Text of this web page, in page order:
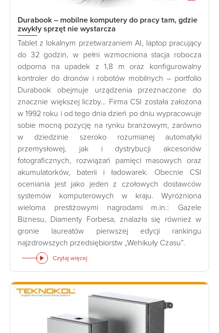
Durabook – mobilne komputery do pracy tam, gdzie
zwykły sprzęt nie wystarcza
Tablet z lokalnym przetwarzaniem AI, laptop pracujący
do 32 godzin, w pełni wzmocniona stacja robocza
odporna na upadek z 1,8 m oraz konfigurowalny
kontroler do dronów i robotów mobilnych – portfolio
Durabook obejmuje urządzenia przeznaczone do
znacznie większej liczby… Firma CSI została założona
w 1992 roku i od tego dnia dzień po dniu wypracowuje
sobie mocną pozycję na rynku branżowym, zarówno
w dziedzinie szeroko rozumianej automatyki
przemysłowej, jak i dystrybucji akcesoriów
fotograficznych, rozwiązań pamięci masowych oraz
akumulatorków, baterii i ładowarek. Obecnie CSI
oceniania jest jako jeden z czołowych dostawców
systemów komputerowych w kraju. Wyróżniona
wieloma prestiżowymi nagrodami m.in.: Gazele
Biznesu, Diamenty Forbesa, znalazła się również w
gronie laureatów pierwszej edycji rankingu
najzdrowszych przedsiębiorstw „Wehikuły Czasu”.
Czytaj więcej